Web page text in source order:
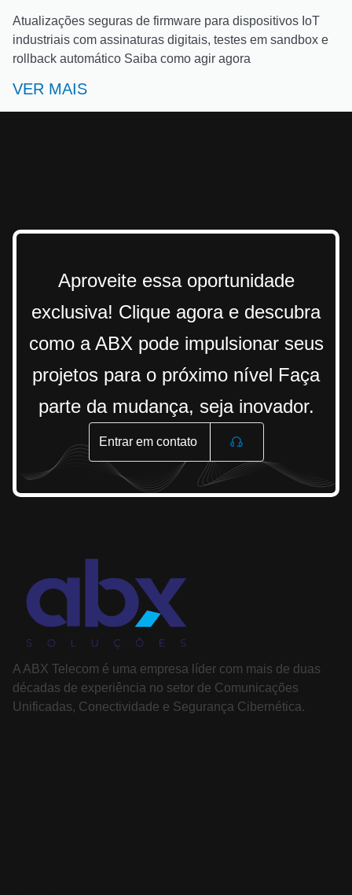
Atualizações seguras de firmware para dispositivos IoT
industriais com assinaturas digitais, testes em sandbox e
rollback automático Saiba como agir agora
VER MAIS
Aproveite essa oportunidade
exclusiva! Clique agora e descubra
como a ABX pode impulsionar seus
projetos para o próximo nível Faça
parte da mudança, seja inovador.
Entrar em contato
A ABX Telecom é uma empresa líder com mais de duas
décadas de experiência no setor de Comunicações
Unificadas, Conectividade e Segurança Cibernética.